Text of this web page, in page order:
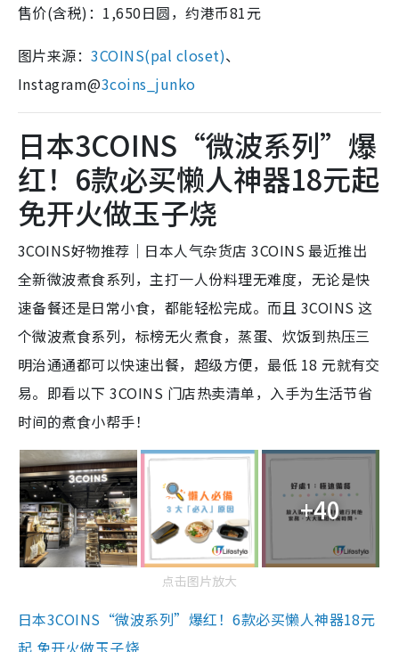
售价(含税)：1,650日圆，约港币81元
图片来源：3COINS(pal closet)、
Instagram@3coins_junko
日本3COINS“微波系列”爆
红！6款必买懒人神器18元起
免开火做玉子烧
3COINS好物推荐｜日本人气杂货店 3COINS 最近推出
全新微波煮食系列，主打一人份料理无难度，无论是快
速备餐还是日常小食，都能轻松完成。而且 3COINS 这
个微波煮食系列，标榜无火煮食，蒸蛋、炊饭到热压三
明治通通都可以快速出餐，超级方便，最低 18 元就有交
易。即看以下 3COINS 门店热卖清单，入手为生活节省
时间的煮食小帮手！
+40
点击图片放大
日本3COINS“微波系列”爆红！6款必买懒人神器18元
起 免开火做玉子烧